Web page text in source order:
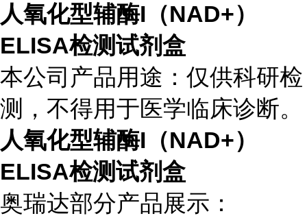
人氧化型辅酶I（NAD+）
ELISA检测试剂盒
本公司产品用途：仅供科研检
测，不得用于医学临床诊断。
人氧化型辅酶I（NAD+）
ELISA检测试剂盒
奥瑞达部分产品展示：